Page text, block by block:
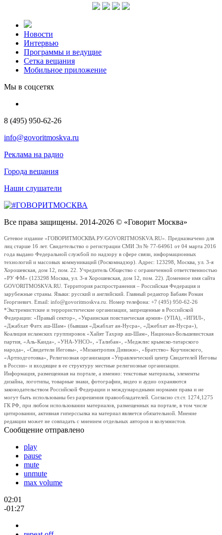
Новости
Интервью
Программы и ведущие
Сетка вещания
Мобильное приложение
Мы в соцсетях
8 (495) 950-62-26
info@govoritmoskva.ru
Реклама на радио
Города вещания
Наши слушатели
Все права защищены. 2014-2026 © «Говорит Москва»
Сетевое издание «ГОВОРИТМОСКВА.РУ/GOVORITMOSKVA.RU». Предназначено для
лиц старше 16 лет. Свидетельство о регистрации СМИ Эл № 77-64961 от 04 марта 2016
года выдано Федеральной службой по надзору в сфере связи, информационных
технологий и массовых коммуникаций (Роскомнадзор). Адрес: 123298, Москва, ул. 3-я
Хорошевская, дом 12, пом. 22. Учредитель Общество с ограниченной ответственностью
«РУ ФМ» (123298 Москва, ул. 3-я Хорошевская, дом 12, пом. 22). Доменное имя сайта
GOVORITMOSKVA.RU. Территория распространения – Российская Федерация и
зарубежные страны. Языки: русский и английский. Главный редактор Бабаян Роман
Георгиевич. Email: info@govoritmoskva.ru. Номер телефона: +7 (495) 950-62-26
*Экстремистские и террористические организации, запрещенные в Российской
Федерации: «Правый сектор», «Украинская повстанческая армия» (УПА), «ИГИЛ»,
«Джабхат Фатх аш-Шам» (бывшая «Джабхат ан-Нусра», «Джебхат ан-Нусра»),
Коалиция исламских группировок «Хайят Тахрир аш-Шам», Национал-Большевистская
партия, «Аль-Каида», «УНА-УНСО», «Талибан», «Меджлис крымско-татарского
народа», «Свидетели Иеговы», «Мизантропик Дивижн», «Братство» Корчинского,
«Артподготовка», Религиозная организация «Управленческий центр Свидетелей Иеговы
в России» и входящие в ее структуру местные религиозные организации.
Информация, размещенная на портале, а именно: текстовые материалы, элементы
дизайна, логотипы, товарные знаки, фотографии, видео и аудио охраняются
законодательством Российской Федерации и международными нормами права и не
могут быть использованы без разрешения правообладателей. Согласно ст.ст. 1274,1275
ГК РФ, при любом использовании материалов, размещенных на портале, в том числе
цитировании, активная гиперссылка на материал является обязательной. Мнение
редакции может не совпадать с мнением отдельных авторов и колумнистов.
Сообщение отправлено
play
pause
mute
unmute
max volume
02:01
-01:27